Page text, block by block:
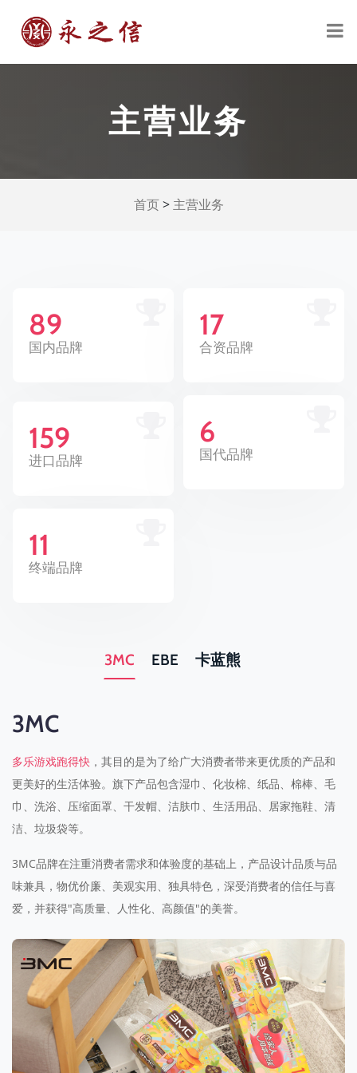
主营业务
首页> 主营业务
89
国内品牌
17
合资品牌
159
进口品牌
6
国代品牌
11
终端品牌
3MC EBE 卡蓝熊
3MC
多乐游戏跑得快 ，其目的是为了给广大消费者带来更优质的产品和
更美好的生活体验。旗下产品包含湿巾、化妆棉、纸品、棉棒、毛
巾、洗浴、压缩面罩、干发帽、洁肤巾、生活用品、居家拖鞋、清
洁、垃圾袋等。
3MC品牌在注重消费者需求和体验度的基础上，产品设计品质与品
味兼具，物优价廉、美观实用、独具特色，深受消费者的信任与喜
爱，并获得"高质量、人性化、高颜值"的美誉。